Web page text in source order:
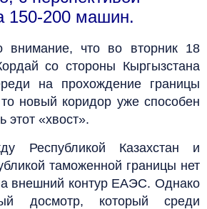
150-200 машин.
внимание, что во вторник 18
со стороны Кыргызстана
на прохождение границы
новый коридор уже способен
этот «хвост».
Республикой Казахстан и
таможенной границы нет
внешний контур ЕАЭС. Однако
досмотр, который среди